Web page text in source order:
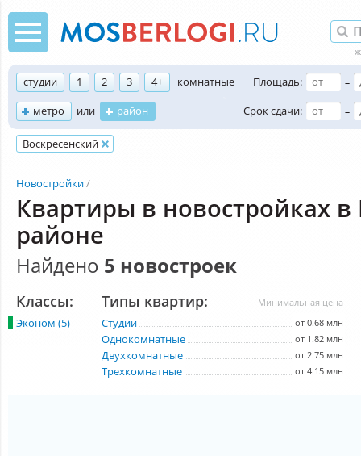
студии 1 2 3 4+
комнатные
метро
или район
Площадь:
–
Срок сдачи:
–
Воскресенский
Новостройки
Квартиры в новостройках в
районе
Найдено 5 новостроек
Классы:
Эконом (5)
Минимальная цена
Типы квартир:
Студии от 0.68 млн
Однокомнатные от 1.82 млн
Двухкомнатные от 2.75 млн
Трехкомнатные от 4.15 млн